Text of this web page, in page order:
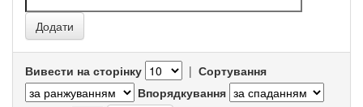
Вивести на сторінку | Сортування
Впорядкування